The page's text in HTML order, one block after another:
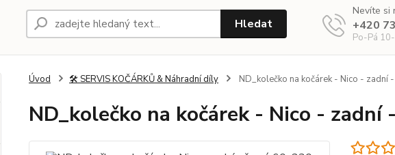
Hledat
Nevíte si
+420
Po-Pá
Úvod 🛠️ SERVIS KOČÁRKŮ & Náhradní díly ND_kolečko na kočárek - Nico - zadní
ND_kolečko na kočárek - Nico - zadní